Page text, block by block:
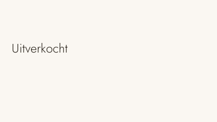
Uitverkocht